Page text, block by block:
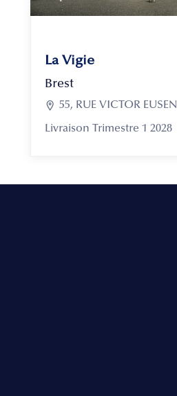
La Vigie
Brest
 55, RUE VICTOR EUSEN
Livraison Trimestre 1 2028